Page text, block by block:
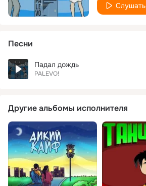
Слушать
Песни
Падал дождь
PALEVO!
Другие альбомы исполнителя